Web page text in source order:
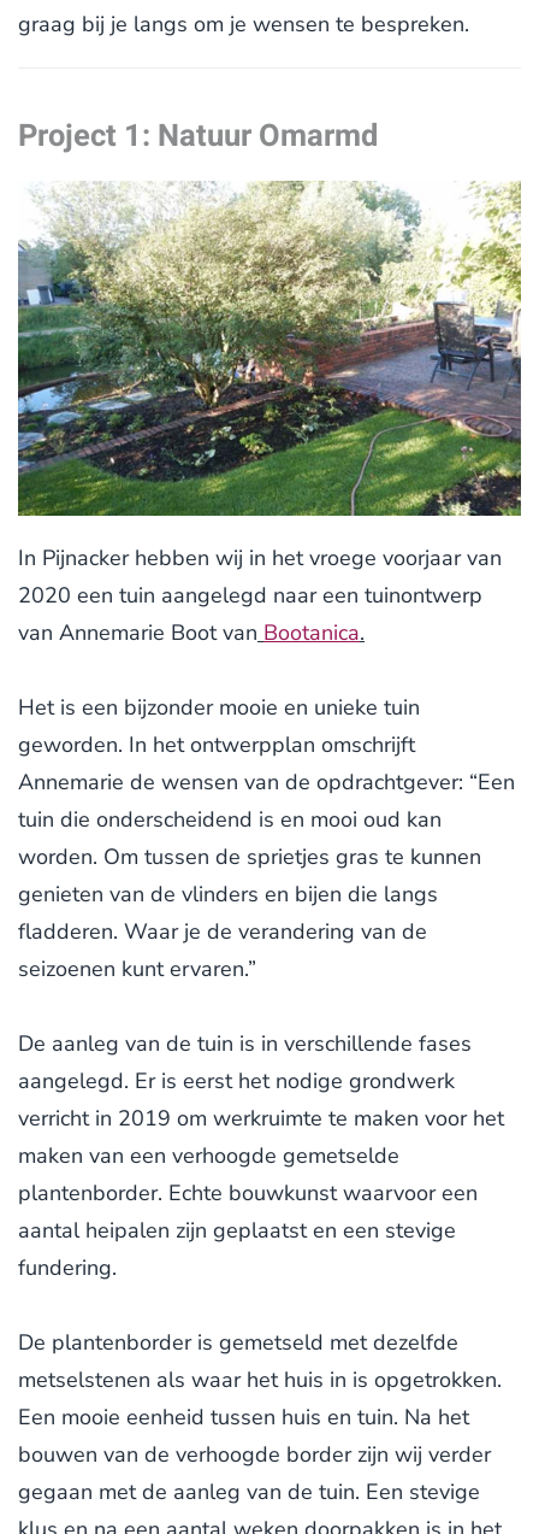
graag bij je langs om je wensen te bespreken.
Project 1: Natuur Omarmd
In Pijnacker hebben wij in het vroege voorjaar van
2020 een tuin aangelegd naar een tuinontwerp
van Annemarie Boot van Bootanica.
Het is een bijzonder mooie en unieke tuin
geworden. In het ontwerpplan omschrijft
Annemarie de wensen van de opdrachtgever: “Een
tuin die onderscheidend is en mooi oud kan
worden. Om tussen de sprietjes gras te kunnen
genieten van de vlinders en bijen die langs
fladderen. Waar je de verandering van de
seizoenen kunt ervaren.”
De aanleg van de tuin is in verschillende fases
aangelegd. Er is eerst het nodige grondwerk
verricht in 2019 om werkruimte te maken voor het
maken van een verhoogde gemetselde
plantenborder. Echte bouwkunst waarvoor een
aantal heipalen zijn geplaatst en een stevige
fundering.
De plantenborder is gemetseld met dezelfde
metselstenen als waar het huis in is opgetrokken.
Een mooie eenheid tussen huis en tuin. Na het
bouwen van de verhoogde border zijn wij verder
gegaan met de aanleg van de tuin. Een stevige